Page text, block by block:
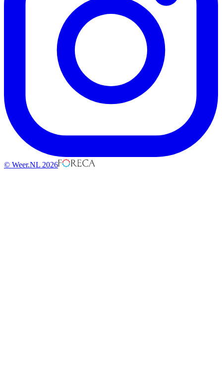
© Weer.NL 2026